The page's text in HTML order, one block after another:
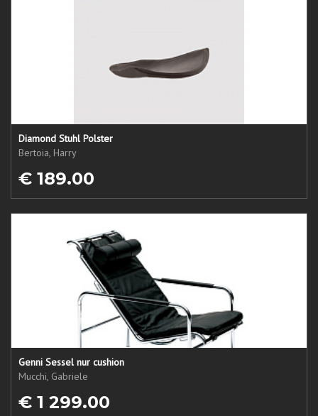
Diamond Stuhl Polster
Bertoia, Harry
€ 189.00
Genni Sessel nur cushion
Mucchi, Gabriele
€ 1 299.00